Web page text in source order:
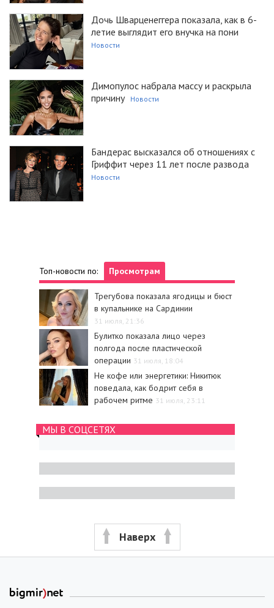
Дочь Шварценеггера показала, как в 6-
летие выглядит его внучка на пони
Новости
Димопулос набрала массу и раскрыла
причину
Новости
Бандерас высказался об отношениях с
Гриффит через 11 лет после развода
Новости
Топ-новости по: Просмотрам
Трегубова показала ягодицы и бюст
в купальнике на Сардинии
31 июля, 21:36
Булитко показала лицо через
полгода после пластической
операции 31 июля, 18:04
Не кофе или энергетики: Никитюк
поведала, как бодрит себя в
рабочем ритме 31 июля, 23:11
МЫ В СОЦСЕТЯХ
Наверх